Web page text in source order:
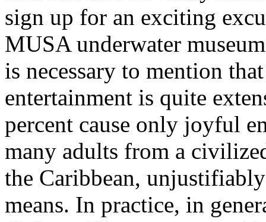
sign up for an exciting
MUSA underwater
is necessary to mention
entertainment is quite
percent cause only joyful
many adults from a
the Caribbean,
means. In practice, in